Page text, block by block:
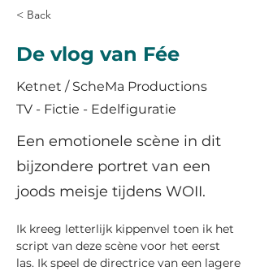
< Back
De vlog van Fée
Ketnet / ScheMa Productions
TV - Fictie - Edelfiguratie
Een emotionele scène in dit
bijzondere portret van een
joods meisje tijdens WOII.
Ik kreeg letterlijk kippenvel toen ik het
script van deze scène voor het eerst
las. Ik speel de directrice van een lagere